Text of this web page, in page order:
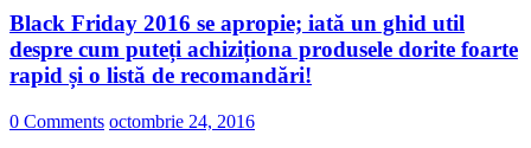
Black Friday 2016 se apropie; iată un ghid util
despre cum puteți achiziționa produsele dorite foarte
rapid și o listă de recomandări!
0 Comments octombrie 24, 2016